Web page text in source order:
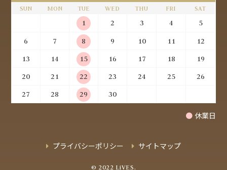
SUN MON TUE WED THU FRI SAT
1 2 3 4
5
6
7 8 9 10 11
12
13
14 15 16 17 18
19
20
21 22 23 24 25
26
27
28 29 30
● 休業日
プライバシーポリシー サイトマップ
© 2022 LiVES.